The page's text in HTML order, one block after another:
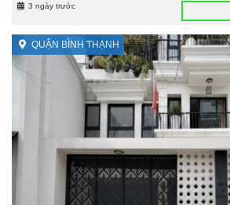
3 ngày trước
QUẬN BÌNH THẠNH